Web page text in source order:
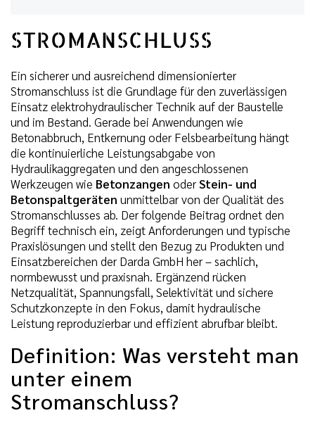
STROMANSCHLUSS
Ein sicherer und ausreichend dimensionierter
Stromanschluss ist die Grundlage für den zuverlässigen
Einsatz elektrohydraulischer Technik auf der Baustelle
und im Bestand. Gerade bei Anwendungen wie
Betonabbruch, Entkernung oder Felsbearbeitung hängt
die kontinuierliche Leistungsabgabe von
Hydraulikaggregaten und den angeschlossenen
Werkzeugen wie Betonzangen oderStein- und
Betonspaltgeräten unmittelbar von der Qualität des
Stromanschlusses ab. Der folgende Beitrag ordnet den
Begriff technisch ein, zeigt Anforderungen und typische
Praxislösungen und stellt den Bezug zu Produkten und
Einsatzbereichen der Darda GmbH her – sachlich,
normbewusst und praxisnah. Ergänzend rücken
Netzqualität, Spannungsfall, Selektivität und sichere
Schutzkonzepte in den Fokus, damit hydraulische
Leistung reproduzierbar und effizient abrufbar bleibt.
Definition: Was versteht man
unter einem
Stromanschluss?